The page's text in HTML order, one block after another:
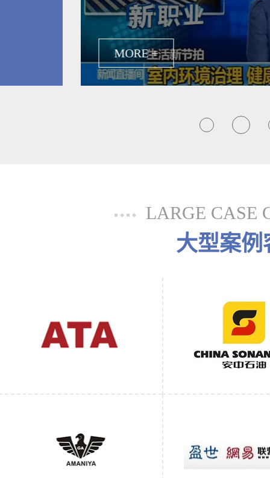
MORE +
LARGE CASE
大型案例